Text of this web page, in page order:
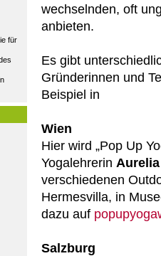
für
wechselnden, oft
anbieten.
Es gibt
Gründerinnen und
Beispiel in
Wien
Hier wird „Pop Up
Yogalehrerin
verschiedenen
Hermesvilla, in
dazu auf
Salzburg